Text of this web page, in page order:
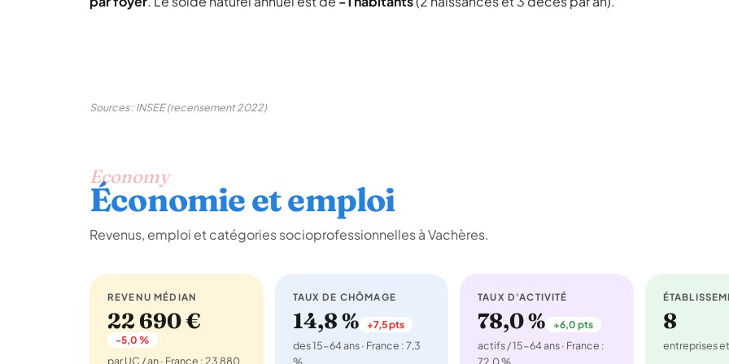
Sources : INSEE (recensement 2022)
Economy
Économie et emploi
Revenus, emploi et catégories socioprofessionnelles à Vachères.
REVENU MÉDIAN
22 690 €
-5,0 %
par UC / an · France : 23 880
TAUX DE CHÔMAGE
14,8 % +7,5 pts
des 15-64 ans · France : 7,3
TAUX D'ACTIVITÉ
78,0 % +6,0 pts
actifs / 15-64 ans · France :
8
entreprises